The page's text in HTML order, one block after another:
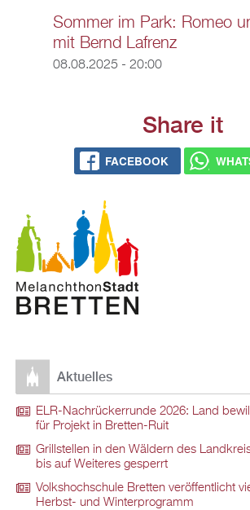
Sommer im Park: Romeo
mit Bernd Lafrenz
08.08.2025 - 20:00
Share it
FACEBOOK
Aktuelles
ELR-Nachrückerrunde 2026: Land
für Projekt in Bretten-Ruit
Grillstellen in den Wäldern des
bis auf Weiteres gesperrt
Volkshochschule Bretten veröffentlicht
Herbst- und Winterprogramm